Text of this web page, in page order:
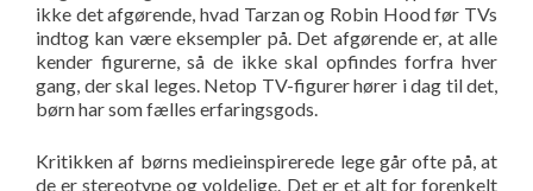
ikke det afgørende, hvad Tarzan og Robin Hood før TVs
indtog kan være eksempler på. Det afgørende er, at alle
kender figurerne, så de ikke skal opfindes forfra hver
gang, der skal leges. Netop TV-figurer hører i dag til det,
børn har som fælles erfaringsgods.
Kritikken af børns medieinspirerede lege går ofte på, at
de er stereotype og voldelige. Det er et alt for forenkelt